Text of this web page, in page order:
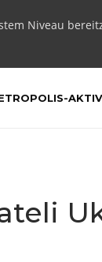
Niveau